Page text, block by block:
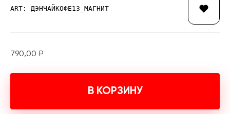
ART: ДЭНЧАЙКОФЕ13_МАГНИТ
790,00 ₽
В КОРЗИНУ